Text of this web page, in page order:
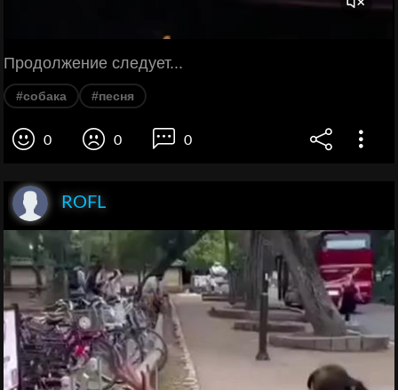
Продолжение следует...
#собака #песня
0 0 0
ROFL